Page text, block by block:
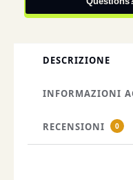
DESCRIZIONE
INFORMAZIONI
RECENSIONI 0